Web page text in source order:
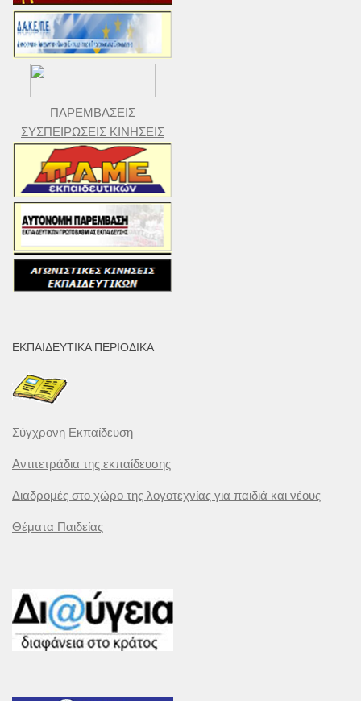
ΠΑΡΕΜΒΑΣΕΙΣ
ΣΥΣΠΕΙΡΩΣΕΙΣ ΚΙΝΗΣΕΙΣ
ΕΚΠΑΙΔΕΥΤΙΚΆ ΠΕΡΙΟΔΙΚΆ
Σύγχρονη Εκπαίδευση
Αντιτετράδια της εκπαίδευσης
Διαδρομές στο χώρο της λογοτεχνίας για παιδιά και νέους
Θέματα Παιδείας